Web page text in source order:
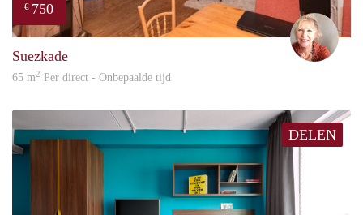
€ 750
Suezkade
65 m2 Per direct - Onbepaalde tijd
DELEN